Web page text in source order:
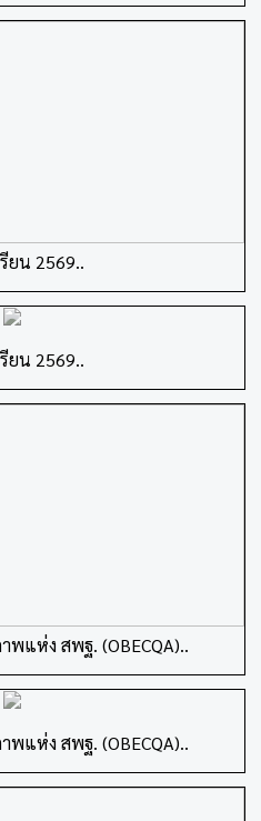
รียน 2569..
รียน 2569..
พแห่ง สพฐ. (OBECQA)..
พแห่ง สพฐ. (OBECQA)..